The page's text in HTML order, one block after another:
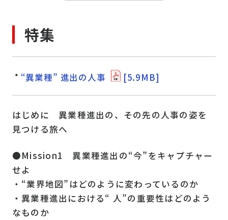
特集
“異業種” 進出の人事 [5.9MB]
はじめに 異業種進出の、その先の人事の姿を
見つける旅へ
●Mission1 異業種進出の“今”をキャプチャー
せよ
・“業界地図”はどのように変わっているのか
・異業種進出における“ 人”の重要性はどのよう
なものか